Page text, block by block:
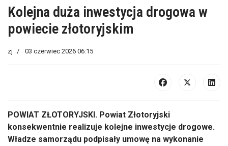
Kolejna duża inwestycja drogowa w
powiecie złotoryjskim
zj 03 czerwiec 2026 06:15
POWIAT ZŁOTORYJSKI. Powiat Złotoryjski
konsekwentnie realizuje kolejne inwestycje drogowe.
Władze samorządu podpisały umowę na wykonanie